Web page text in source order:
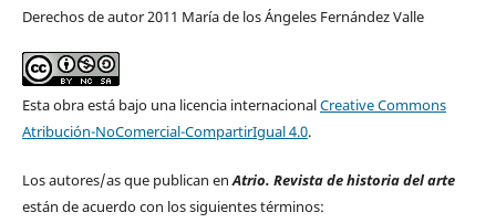
Derechos de autor 2011 María de los Ángeles Fernández Valle
Esta obra está bajo una licencia internacionalCreative Commons
Atribución-NoComercial-CompartirIgual 4.0.
Los autores/as que publican enAtrio. Revista de historia del arte
están de acuerdo con los siguientes términos: